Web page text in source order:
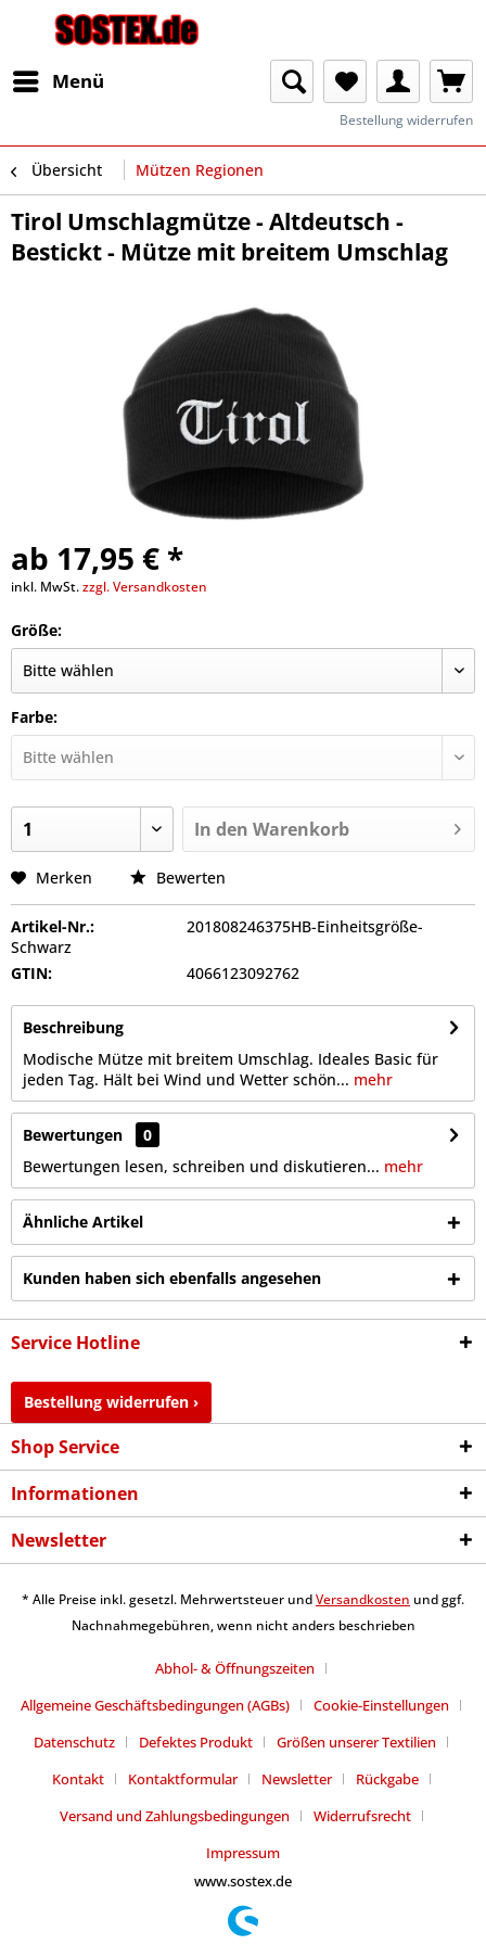
Menü
Bestellung widerrufen
Übersicht Mützen Regionen
Tirol Umschlagmütze - Altdeutsch -
Bestickt - Mütze mit breitem Umschlag
ab 17,95 € *
inkl. MwSt.zzgl. Versandkosten
Größe:
Farbe:
In den Warenkorb
Merken Bewerten
Artikel-Nr.:
201808246375HB-Einheitsgröße-
Schwarz
GTIN:
4066123092762
Beschreibung
Modische Mütze mit breitem Umschlag. Ideales Basic für
jeden Tag. Hält bei Wind und Wetter schön... mehr
Bewertungen
0
Bewertungen lesen, schreiben und diskutieren... mehr
Ähnliche Artikel
Kunden haben sich ebenfalls angesehen
Service Hotline
Bestellung widerrufen ›
Shop Service
Informationen
Newsletter
* Alle Preise inkl. gesetzl. Mehrwertsteuer undVersandkosten und ggf.
Nachnahmegebühren, wenn nicht anders beschrieben
Abhol- & Öffnungszeiten
Allgemeine Geschäftsbedingungen (AGBs)
Cookie-Einstellungen
Datenschutz
Defektes Produkt
Größen unserer Textilien
Kontakt
Kontaktformular Newsletter
Rückgabe
Versand und Zahlungsbedingungen
Widerrufsrecht
Impressum
www.sostex.de